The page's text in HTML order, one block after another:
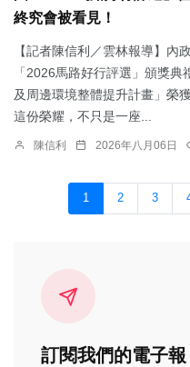
終究會被看見！
【記者陳信利／雲林報導】內
「2026馬路好行評選」頒獎
及周邊環境整體提升計畫」榮
這份榮耀，不只是一座...
陳信利 2026年八月06日
1 2 3
訂閱我們的電子報